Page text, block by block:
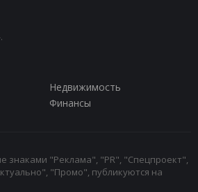
Недвижимость
Финансы
знаками "Реклама", "PR", "Спецпроект",
"Промо", публикуются на